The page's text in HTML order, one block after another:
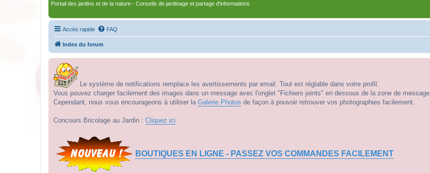
Portail des jardins et de la nature - Conseils de jardinage et partage d'informations
Accès rapide FAQ
Index du forum
Le système de notifications remplace les avertissements par email. Tout est réglable dans votre profil.
Vous pouvez charger facilement des images dans un message avec l'onglet "Fichiers joints" en dessous de la zone de message.
Cependant, nous vous encourageons à utiliser la Galerie Photos de façon à pouvoir retrouver vos photographies facilement.
Concours Bricolage au Jardin : Cliquez ici
BOUTIQUES EN LIGNE - PASSEZ VOS COMMANDES FACILEMENT